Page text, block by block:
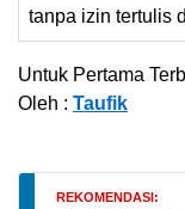
tanpa izin tertulis
Untuk Pertama
Oleh : Taufik
REKOMENDASI: